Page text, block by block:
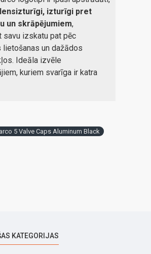
izturīgi pret
un skrāpējumiem,
savu izskatu pat pēc
lietošanas un dažādos
Ideāla izvēle
kuriem svarīga ir katra
5 Valve Caps Aluminum Black
KATEGORIJAS